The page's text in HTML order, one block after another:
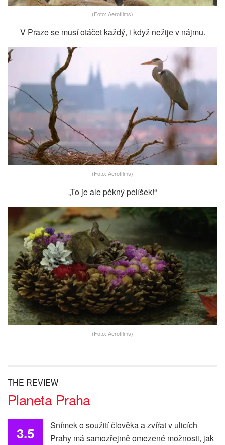
(Foto: Aerofilms)
V Praze se musí otáčet každý, i když nežije v nájmu.
(Foto: Aerofilms)
„To je ale pěkný pelíšek!“
(Foto: Aerofilms)
THE REVIEW
Planeta Praha
3.5
Snímek o soužití člověka a zvířat v ulicích
Prahy má samozřejmě omezené možnosti, jak